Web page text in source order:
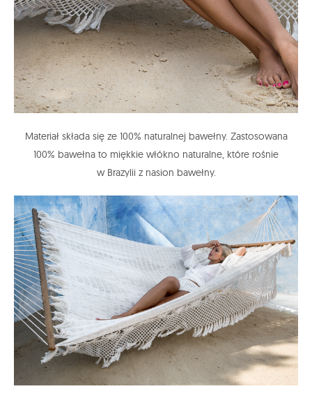
Materiał składa się ze 100% naturalnej bawełny. Zastosowana
100% bawełna to miękkie włókno naturalne, które rośnie
w Brazylii z nasion bawełny.